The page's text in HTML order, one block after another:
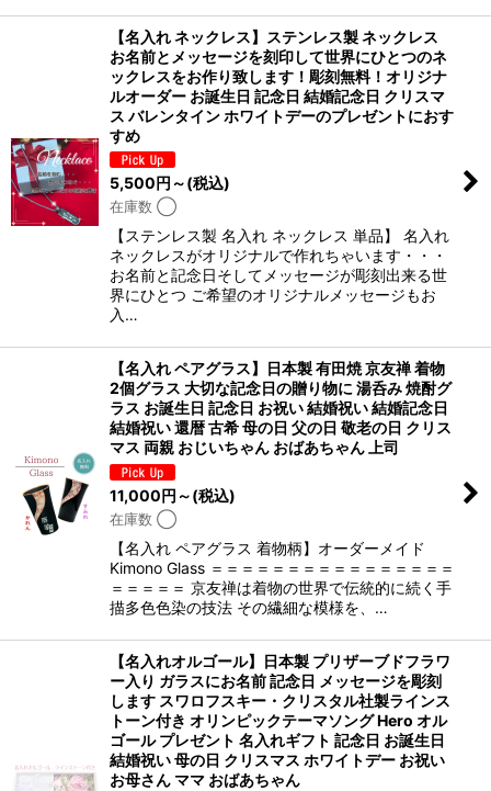
【名入れ ネックレス】ステンレス製 ネックレス
お名前とメッセージを刻印して世界にひとつのネ
ックレスをお作り致します！彫刻無料！オリジナ
ルオーダー お誕生日 記念日 結婚記念日 クリスマ
ス バレンタイン ホワイトデーのプレゼントにおす
すめ
5,500円 ～(税込)
在庫数 ◯
【ステンレス製 名入れ ネックレス 単品】 名入れ
ネックレスがオリジナルで作れちゃいます・・・
お名前と記念日そしてメッセージが彫刻出来る世
界にひとつ ご希望のオリジナルメッセージもお
入…
【名入れ ペアグラス】日本製 有田焼 京友禅 着物
2個グラス 大切な記念日の贈り物に 湯呑み 焼酎グ
ラス お誕生日 記念日 お祝い 結婚祝い 結婚記念日
結婚祝い 還暦 古希 母の日 父の日 敬老の日 クリス
マス 両親 おじいちゃん おばあちゃん 上司
11,000円 ～(税込)
在庫数 ◯
【名入れ ペアグラス 着物柄】オーダーメイド
Kimono Glass ＝＝＝＝＝＝＝＝＝＝＝＝＝＝＝＝
＝＝＝＝＝ 京友禅は着物の世界で伝統的に続く手
描多色色染の技法 その繊細な模様を、…
【名入れオルゴール】日本製 プリザーブドフラワ
ー入り ガラスにお名前 記念日 メッセージを彫刻
します スワロフスキー・クリスタル社製ラインス
トーン付き オリンピックテーマソング Hero オル
ゴール プレゼント 名入れギフト 記念日 お誕生日
結婚祝い 母の日 クリスマス ホワイトデー お祝い
お母さん ママ おばあちゃん